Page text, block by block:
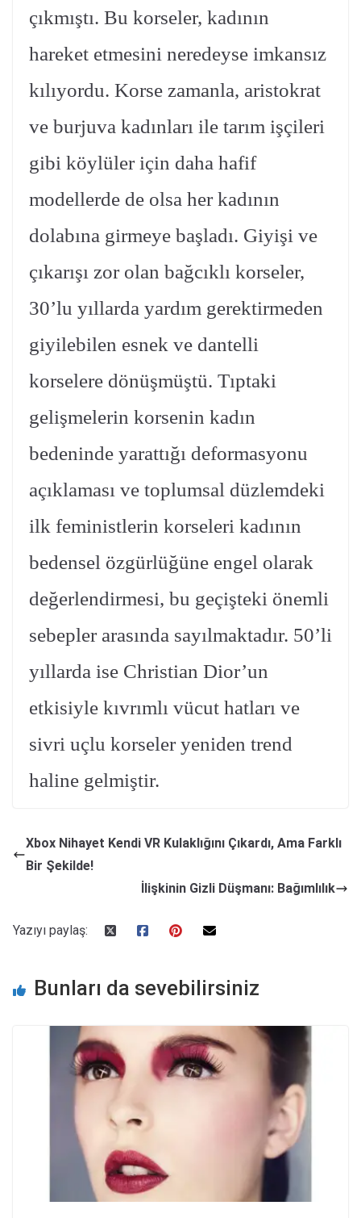
çıkmıştı. Bu korseler, kadının
hareket etmesini neredeyse imkansız
kılıyordu. Korse zamanla, aristokrat
ve burjuva kadınları ile tarım işçileri
gibi köylüler için daha hafif
modellerde de olsa her kadının
dolabına girmeye başladı. Giyişi ve
çıkarışı zor olan bağcıklı korseler,
30’lu yıllarda yardım gerektirmeden
giyilebilen esnek ve dantelli
korselere dönüşmüştü. Tıptaki
gelişmelerin korsenin kadın
bedeninde yarattığı deformasyonu
açıklaması ve toplumsal düzlemdeki
ilk feministlerin korseleri kadının
bedensel özgürlüğüne engel olarak
değerlendirmesi, bu geçişteki önemli
sebepler arasında sayılmaktadır. 50’li
yıllarda ise Christian Dior’un
etkisiyle kıvrımlı vücut hatları ve
sivri uçlu korseler yeniden trend
haline gelmiştir.
Xbox Nihayet Kendi VR Kulaklığını Çıkardı, Ama Farklı
Bir Şekilde!
İlişkinin Gizli Düşmanı: Bağımlılık
Yazıyı paylaş:
Bunları da sevebilirsiniz